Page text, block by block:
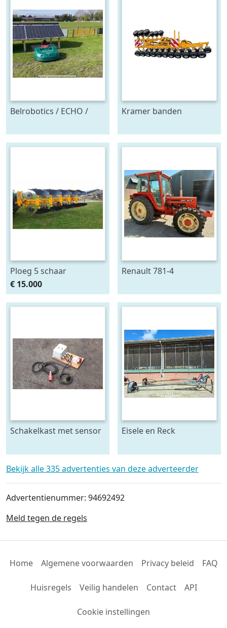
Belrobotics / ECHO /
leverancier
zonnepanelen accu
Kramer banden
Ploeg 5 schaar
RUMPTSTAD RPV 140 -
480V4 + 1
€ 15.000
Renault 781-4
Schakelkast met sensor
Eisele en Reck
kast 70 x 70 raam - beide
5 meter lang
Bekijk alle 335 advertenties van deze adverteerder
Advertentienummer: 94692492
Meld tegen de regels
Home Algemene voorwaarden Privacy beleid FAQ
Huisregels Veilig handelen Contact API
Cookie instellingen